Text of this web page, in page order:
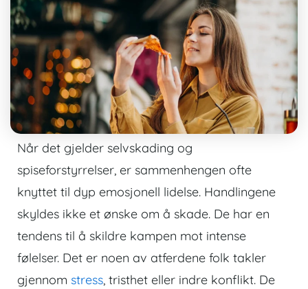
Når det gjelder selvskading og
spiseforstyrrelser, er sammenhengen ofte
knyttet til dyp emosjonell lidelse. Handlingene
skyldes ikke et ønske om å skade. De har en
tendens til å skildre kampen mot intense
følelser. Det er noen av atferdene folk takler
gjennom stress, tristhet eller indre konflikt. De